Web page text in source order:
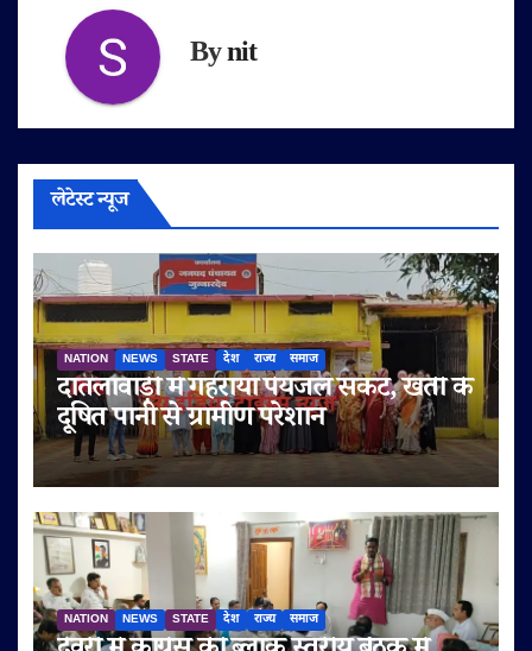
Bynit
लेटेस्ट न्यूज
NATION NEWS STATE देश राज्य समाज
दातलावाड़ी में गहराया पेयजल संकट, खंती के
दूषित पानी से ग्रामीण परेशान
NATION NEWS STATE देश राज्य समाज